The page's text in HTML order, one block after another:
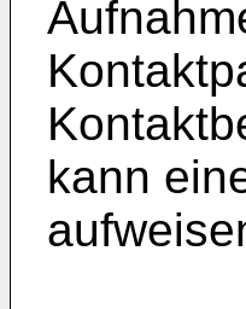
kann